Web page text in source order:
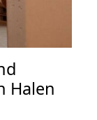
Halen